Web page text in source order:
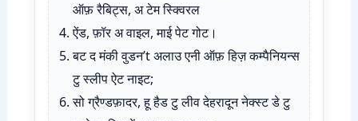
ऑफ़ रैबिट्स, अ टेम स्क्विरल
ऐंड, फ़ॉर अ वाइल, माई पेट गोट।
बट द मंकी वुडन’t अलाउ एनी ऑफ़ हिज़ कम्पैनियन्स
टु स्लीप ऐट नाइट;
सो ग्रैण्डफ़ादर, हू हैड टु लीव देहरादून नेक्स्ट डे टु